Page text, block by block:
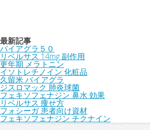
最新記事
バイアグラ５０
リベルサス 14mg 副作用
更年期 メラトニン
イソトレチノイン 化粧品
久留米 バイアグラ
ジスロマック 肺炎球菌
フェキソフェナジン 鼻水 効果
リベルサス 痩せ方
フォシーガ 患者向け資材
フェキソフェナジン チクナイン